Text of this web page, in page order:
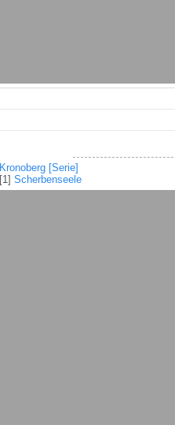
Kronoberg [Serie]
[1] Scherbenseele